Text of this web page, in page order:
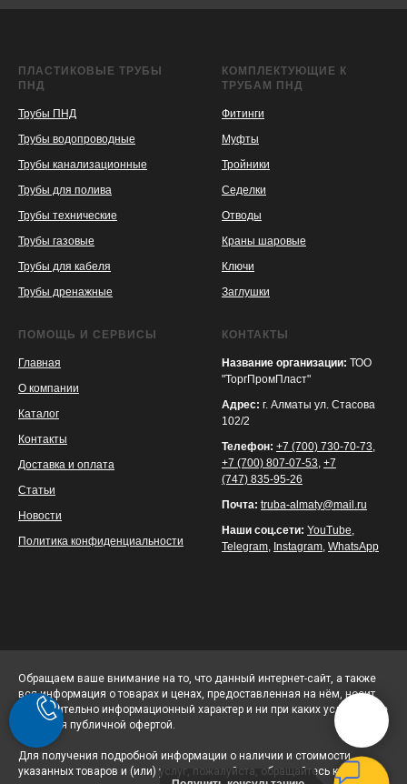
KASPI
SATU
WILDBERRIES
ПЛАСТИКОВЫЕ ТРУБЫ
ПНД
Трубы ПНД
Трубы водопроводные
Трубы канализационные
Трубы для полива
Трубы технические
Трубы газовые
Трубы для кабеля
Трубы дренажные
КОМПЛЕКТУЮЩИЕ К
ТРУБАМ ПНД
Фитинги
Муфты
Тройники
Седелки
Отводы
Краны шаровые
Ключи
Заглушки
ПОМОЩЬ И СЕРВИСЫ
Главная
О компании
Каталог
Контакты
Доставка и оплата
Статьи
Новости
Политика конфиденциальности
КОНТАКТЫ
Название организации: ТОО
"ТоргПромПласт"
Адрес: г. Алматы ул. Стасова
102/2
Телефон: +7 (700) 730-70-73,
+7 (700) 807-07-53, +7
(747) 835-95-26
Почта: truba-almaty@mail.ru
Наши соц.сети: YouTube,
Telegram, Instagram, WhatsApp
Обращаем ваше внимание на то, что данный интернет-сайт, а также
вся информация о товарах и ценах, предоставленная на нём, носит
исключительно информационный характер и ни при каких условиях не
является публичной офертой.
Для получения подробной информации о наличии и стоимости
указанных товаров и (или) услуг, пожалуйста, обращайтесь к